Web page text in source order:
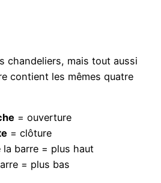
chandeliers, mais tout aussi
contient les mêmes quatre
= ouverture
= clôture
la barre = plus haut
= plus bas